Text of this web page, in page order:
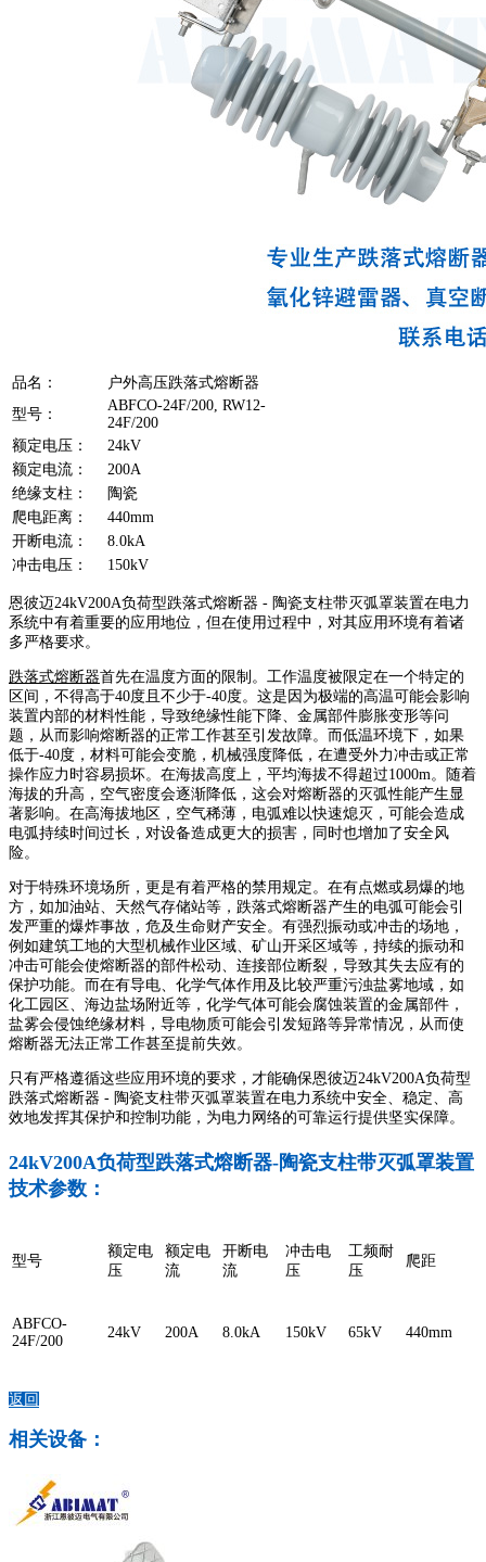
品名：
户外高压跌落式熔断器
型号：
ABFCO-24F/200, RW12-
24F/200
额定电压：
24kV
额定电流：
200A
绝缘支柱：
陶瓷
爬电距离：
440mm
开断电流：
8.0kA
冲击电压：
150kV
恩彼迈24kV200A负荷型跌落式熔断器 - 陶瓷支柱带灭弧罩装置在电力
系统中有着重要的应用地位，但在使用过程中，对其应用环境有着诸
多严格要求。
跌落式熔断器首先在温度方面的限制。工作温度被限定在一个特定的
区间，不得高于40度且不少于-40度。这是因为极端的高温可能会影响
装置内部的材料性能，导致绝缘性能下降、金属部件膨胀变形等问
题，从而影响熔断器的正常工作甚至引发故障。而低温环境下，如果
低于-40度，材料可能会变脆，机械强度降低，在遭受外力冲击或正常
操作应力时容易损坏。在海拔高度上，平均海拔不得超过1000m。随着
海拔的升高，空气密度会逐渐降低，这会对熔断器的灭弧性能产生显
著影响。在高海拔地区，空气稀薄，电弧难以快速熄灭，可能会造成
电弧持续时间过长，对设备造成更大的损害，同时也增加了安全风
险。
对于特殊环境场所，更是有着严格的禁用规定。在有点燃或易爆的地
方，如加油站、天然气存储站等，跌落式熔断器产生的电弧可能会引
发严重的爆炸事故，危及生命财产安全。有强烈振动或冲击的场地，
例如建筑工地的大型机械作业区域、矿山开采区域等，持续的振动和
冲击可能会使熔断器的部件松动、连接部位断裂，导致其失去应有的
保护功能。而在有导电、化学气体作用及比较严重污浊盐雾地域，如
化工园区、海边盐场附近等，化学气体可能会腐蚀装置的金属部件，
盐雾会侵蚀绝缘材料，导电物质可能会引发短路等异常情况，从而使
熔断器无法正常工作甚至提前失效。
只有严格遵循这些应用环境的要求，才能确保恩彼迈24kV200A负荷型
跌落式熔断器 - 陶瓷支柱带灭弧罩装置在电力系统中安全、稳定、高
效地发挥其保护和控制功能，为电力网络的可靠运行提供坚实保障。
24kV200A负荷型跌落式熔断器-陶瓷支柱带灭弧罩装置
技术参数：
型号
额定电
压
额定电
流
开断电
流
冲击电
压
工频耐
压
爬距
ABFCO-
24F/200
24kV 200A 8.0kA 150kV 65kV 440mm
返回
相关设备：